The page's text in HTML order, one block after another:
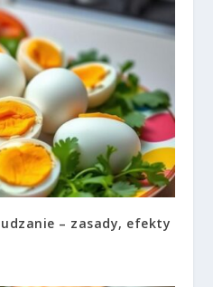
– zasady, efekty